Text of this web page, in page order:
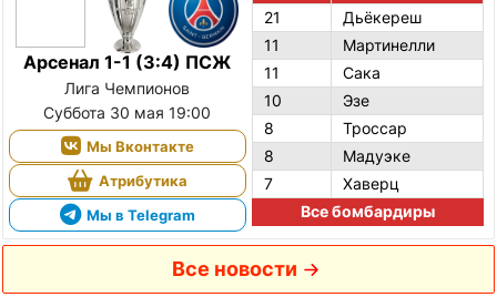
Арсенал 1-1 (3:4) ПСЖ
Лига Чемпионов
Суббота 30 мая 19:00
Мы Вконтакте
Атрибутика
Мы в Telegram
21
Дьёкереш
11
Мартинелли
11
Сака
10
Эзе
8
Троссар
8
Мадуэке
7
Хаверц
Все бомбардиры
Все новости